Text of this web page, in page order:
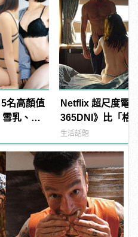
名高顏值
乳、粉
人的連
男
Netflix 超尺度電
365DNI》比「格
帥到逆天！
生活話題